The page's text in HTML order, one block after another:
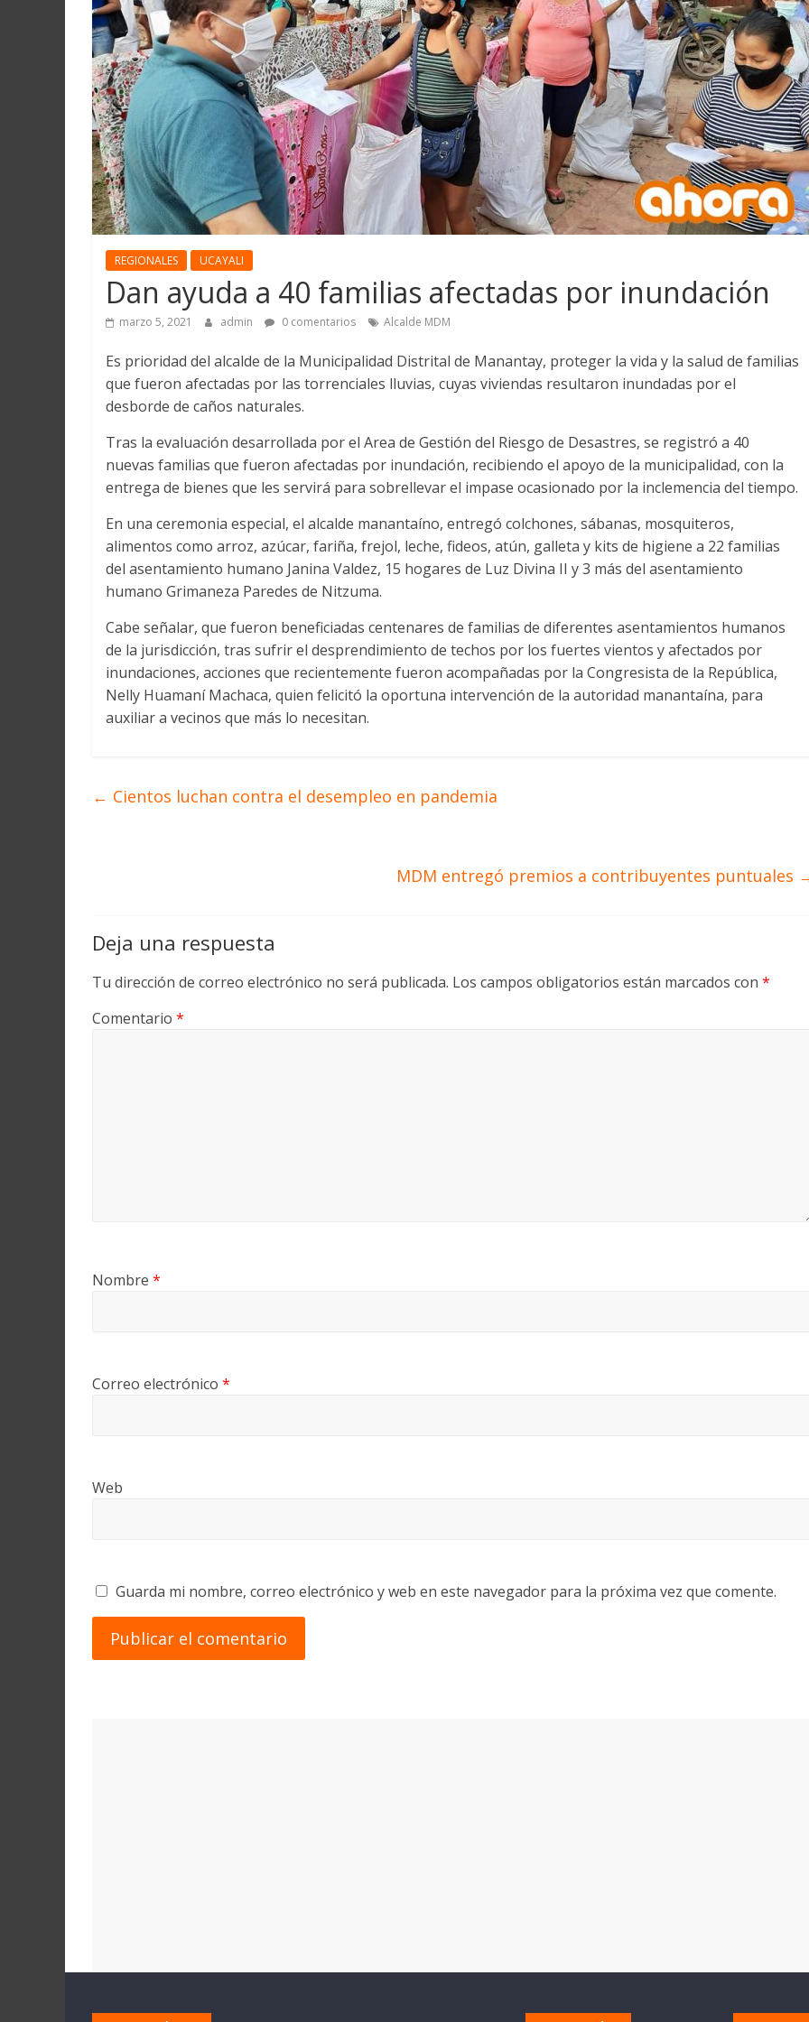
Martín
y
Loreto
REGIONALES UCAYALI
Dan ayuda a 40 familias afectadas por inundación
marzo 5, 2021 admin 0 comentarios Alcalde MDM
Es prioridad del alcalde de la Municipalidad Distrital de Manantay, proteger la vida y la salud de familias
que fueron afectadas por las torrenciales lluvias, cuyas viviendas resultaron inundadas por el
desborde de caños naturales.
Tras la evaluación desarrollada por el Area de Gestión del Riesgo de Desastres, se registró a 40
nuevas familias que fueron afectadas por inundación, recibiendo el apoyo de la municipalidad, con la
entrega de bienes que les servirá para sobrellevar el impase ocasionado por la inclemencia del tiempo.
En una ceremonia especial, el alcalde manantaíno, entregó colchones, sábanas, mosquiteros,
alimentos como arroz, azúcar, fariña, frejol, leche, fideos, atún, galleta y kits de higiene a 22 familias
del asentamiento humano Janina Valdez, 15 hogares de Luz Divina II y 3 más del asentamiento
humano Grimaneza Paredes de Nitzuma.
Cabe señalar, que fueron beneficiadas centenares de familias de diferentes asentamientos humanos
de la jurisdicción, tras sufrir el desprendimiento de techos por los fuertes vientos y afectados por
inundaciones, acciones que recientemente fueron acompañadas por la Congresista de la República,
Nelly Huamaní Machaca, quien felicitó la oportuna intervención de la autoridad manantaína, para
auxiliar a vecinos que más lo necesitan.
← Cientos luchan contra el desempleo en pandemia
MDM entregó premios a contribuyentes puntuales
Deja una respuesta
Tu dirección de correo electrónico no será publicada. Los campos obligatorios están marcados con *
Comentario *
Nombre *
Correo electrónico *
Web
Guarda mi nombre, correo electrónico y web en este navegador para la próxima vez que comente.